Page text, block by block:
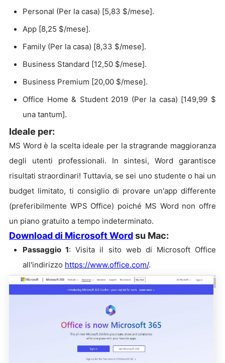
Personal (Per la casa) [5,83 $/mese].
App [8,25 $/mese].
Family (Per la casa) [8,33 $/mese].
Business Standard [12,50 $/mese].
Business Premium [20,00 $/mese].
Office Home & Student 2019 (Per la casa) [149,99 $
una tantum].
Ideale per:
MS Word è la scelta ideale per la stragrande maggioranza
degli utenti professionali. In sintesi, Word garantisce
risultati straordinari! Tuttavia, se sei uno studente o hai un
budget limitato, ti consiglio di provare un'app differente
(preferibilmente WPS Office) poiché MS Word non offre
un piano gratuito a tempo indeterminato.
Download di Microsoft Wordsu Mac:
Passaggio 1: Visita il sito web di Microsoft Office
all'indirizzo https://www.office.com/.